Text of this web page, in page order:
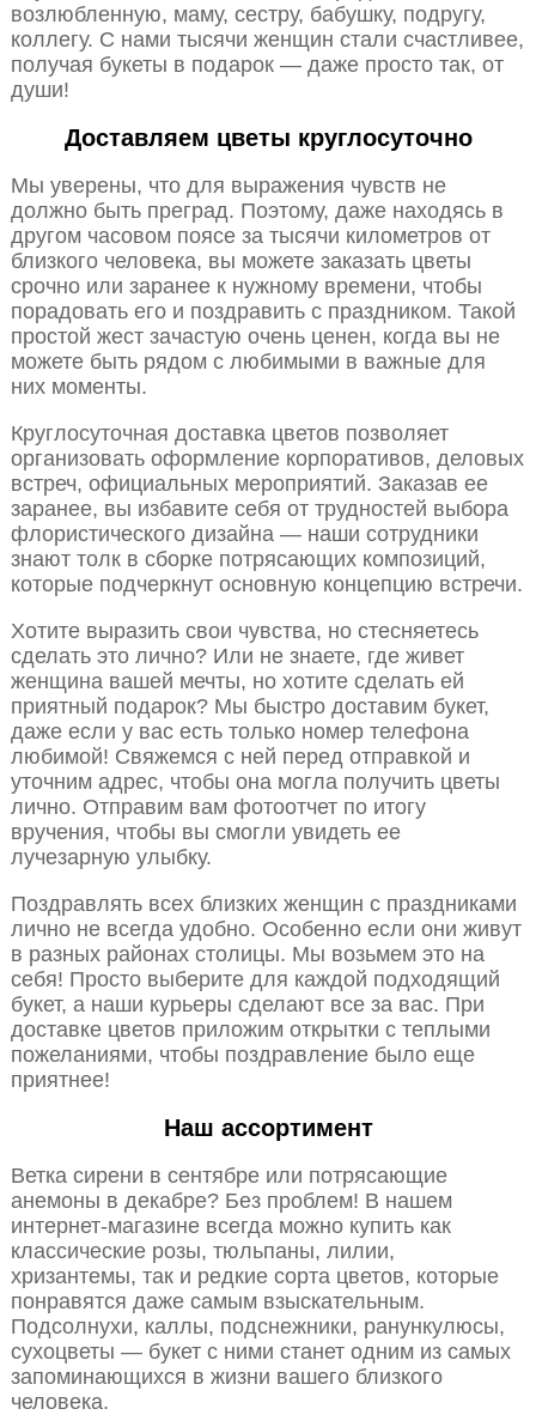
возлюбленную, маму, сестру, бабушку, подругу,
коллегу. С нами тысячи женщин стали счастливее,
получая букеты в подарок — даже просто так, от
души!
Доставляем цветы круглосуточно
Мы уверены, что для выражения чувств не
должно быть преград. Поэтому, даже находясь в
другом часовом поясе за тысячи километров от
близкого человека, вы можете заказать цветы
срочно или заранее к нужному времени, чтобы
порадовать его и поздравить с праздником. Такой
простой жест зачастую очень ценен, когда вы не
можете быть рядом с любимыми в важные для
них моменты.
Круглосуточная доставка цветов позволяет
организовать оформление корпоративов, деловых
встреч, официальных мероприятий. Заказав ее
заранее, вы избавите себя от трудностей выбора
флористического дизайна — наши сотрудники
знают толк в сборке потрясающих композиций,
которые подчеркнут основную концепцию встречи.
Хотите выразить свои чувства, но стесняетесь
сделать это лично? Или не знаете, где живет
женщина вашей мечты, но хотите сделать ей
приятный подарок? Мы быстро доставим букет,
даже если у вас есть только номер телефона
любимой! Свяжемся с ней перед отправкой и
уточним адрес, чтобы она могла получить цветы
лично. Отправим вам фотоотчет по итогу
вручения, чтобы вы смогли увидеть ее
лучезарную улыбку.
Поздравлять всех близких женщин с праздниками
лично не всегда удобно. Особенно если они живут
в разных районах столицы. Мы возьмем это на
себя! Просто выберите для каждой подходящий
букет, а наши курьеры сделают все за вас. При
доставке цветов приложим открытки с теплыми
пожеланиями, чтобы поздравление было еще
приятнее!
Наш ассортимент
Ветка сирени в сентябре или потрясающие
анемоны в декабре? Без проблем! В нашем
интернет-магазине всегда можно купить как
классические розы, тюльпаны, лилии,
хризантемы, так и редкие сорта цветов, которые
понравятся даже самым взыскательным.
Подсолнухи, каллы, подснежники, ранункулюсы,
сухоцветы — букет с ними станет одним из самых
запоминающихся в жизни вашего близкого
человека.